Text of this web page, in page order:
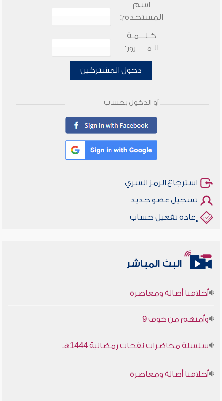
اسم
المستخدم:
كـلـــمـة
الـمـــــرور:
دخول المشتركين
أو الدخول بحساب
استرجاع الرمز السري
تسجيل عضو جديد
إعادة تفعيل حساب
البث المباشر